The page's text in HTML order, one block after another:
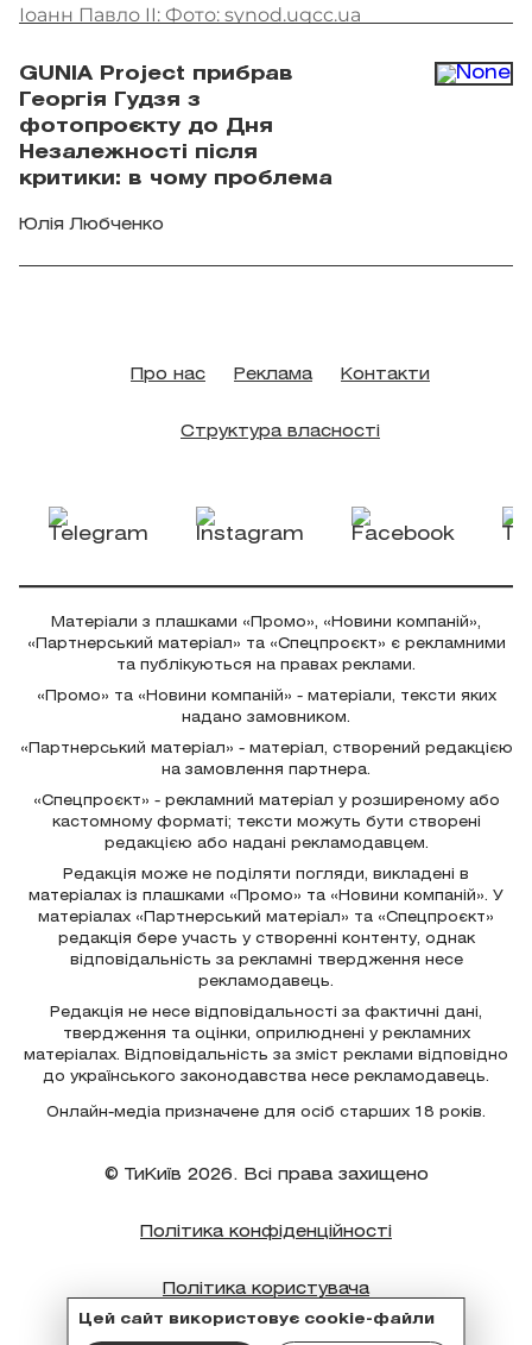
Іоанн Павло II: Фото: synod.ugcc.ua
GUNIA Project прибрав
Георгія Гудзя з
фотопроєкту до Дня
Незалежності після
критики: в чому проблема
Юлія Любченко
Цей сайт використовує cookie-файли
Про нас Реклама Контакти
Структура власності
Матеріали з плашками «Промо», «Новини компаній»,
«Партнерський матеріал» та «Спецпроєкт» є рекламними
та публікуються на правах реклами.
«Промо» та «Новини компаній» - матеріали, тексти яких
надано замовником.
«Партнерський матеріал» - матеріал, створений редакцією
на замовлення партнера.
«Спецпроєкт» - рекламний матеріал у розширеному або
кастомному форматі; тексти можуть бути створені
редакцією або надані рекламодавцем.
Редакція може не поділяти погляди, викладені в
матеріалах із плашками «Промо» та «Новини компаній». У
матеріалах «Партнерський матеріал» та «Спецпроєкт»
редакція бере участь у створенні контенту, однак
відповідальність за рекламні твердження несе
рекламодавець.
Редакція не несе відповідальності за фактичні дані,
твердження та оцінки, оприлюднені у рекламних
матеріалах. Відповідальність за зміст реклами відповідно
до українського законодавства несе рекламодавець.
Онлайн-медіа призначене для осіб старших 18 років.
© ТиКиїв 2026. Всі права захищено
Політика конфіденційності
Політика користувача